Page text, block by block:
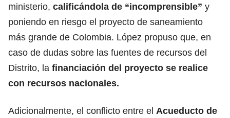
ministerio, calificándola de “incomprensible” y
poniendo en riesgo el proyecto de saneamiento
más grande de Colombia. López propuso que, en
caso de dudas sobre las fuentes de recursos del
Distrito, la financiación del proyecto se realice
con recursos nacionales.
Adicionalmente, el conflicto entre el Acueducto de